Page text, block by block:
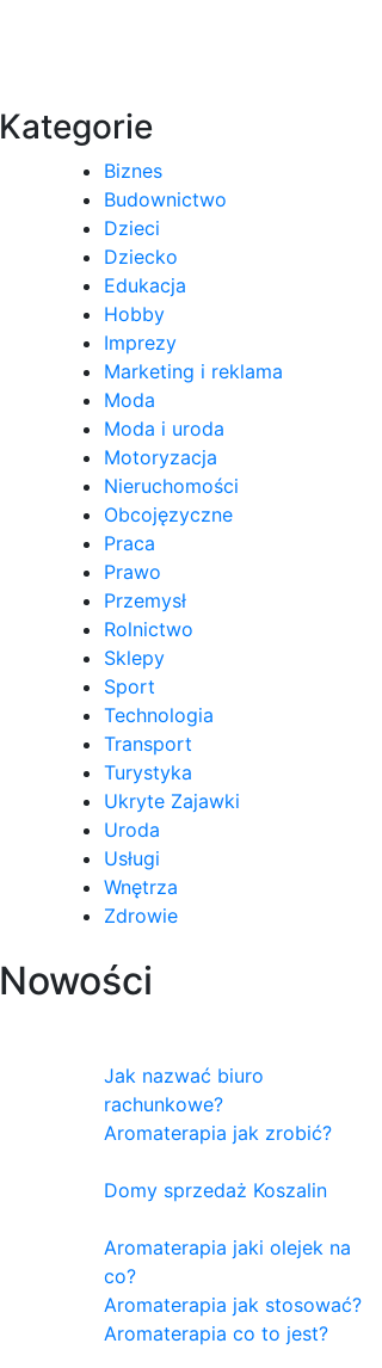
Kategorie
Biznes
Budownictwo
Dzieci
Dziecko
Edukacja
Hobby
Imprezy
Marketing i reklama
Moda
Moda i uroda
Motoryzacja
Nieruchomości
Obcojęzyczne
Praca
Prawo
Przemysł
Rolnictwo
Sklepy
Sport
Technologia
Transport
Turystyka
Ukryte Zajawki
Uroda
Usługi
Wnętrza
Zdrowie
Nowości
Jak nazwać biuro
rachunkowe?
Aromaterapia jak zrobić?
Domy sprzedaż Koszalin
Aromaterapia jaki olejek na
co?
Aromaterapia jak stosować?
Aromaterapia co to jest?